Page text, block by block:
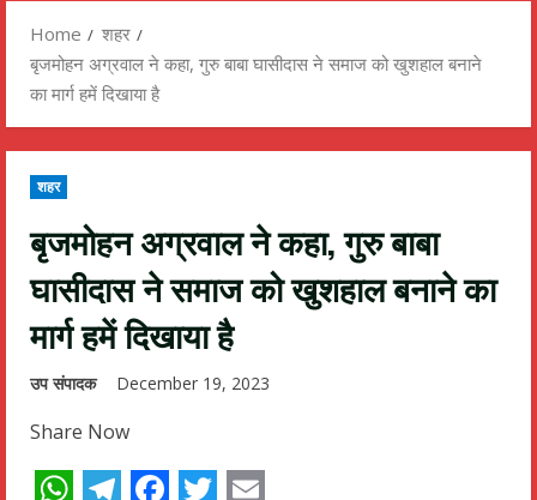
Home
शहर
बृजमोहन अग्रवाल ने कहा, गुरु बाबा घासीदास ने समाज को खुशहाल बनाने
का मार्ग हमें दिखाया है
शहर
बृजमोहन अग्रवाल ने कहा, गुरु बाबा
घासीदास ने समाज को खुशहाल बनाने का
मार्ग हमें दिखाया है
उप संपादक December 19, 2023
Share Now